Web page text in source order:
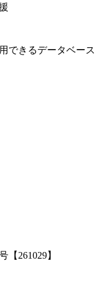
できるデータベース
261029】